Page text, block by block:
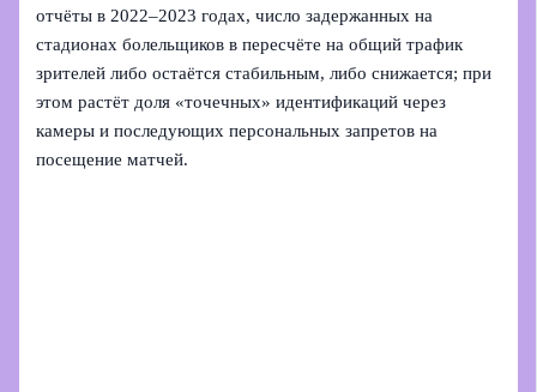
отчёты в 2022–2023 годах, число задержанных на
стадионах болельщиков в пересчёте на общий трафик
зрителей либо остаётся стабильным, либо снижается; при
этом растёт доля «точечных» идентификаций через
камеры и последующих персональных запретов на
посещение матчей.